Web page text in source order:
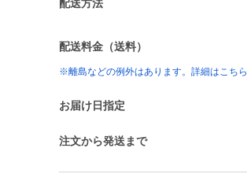
配送方法
配送料金（送料）
※離島などの例外はあります。詳細はこちら
お届け日指定
注文から発送まで